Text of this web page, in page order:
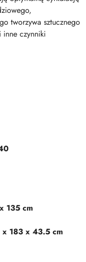
tworzywa sztucznego
czynniki
135 cm
183 x 43.5 cm